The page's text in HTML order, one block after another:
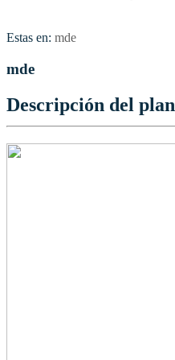
Estas en: mde
mde
Descripción del plan